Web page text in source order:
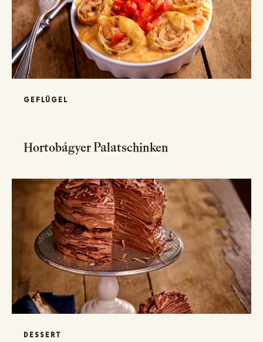
GEFLÜGEL
Hortobágyer Palatschinken
DESSERT